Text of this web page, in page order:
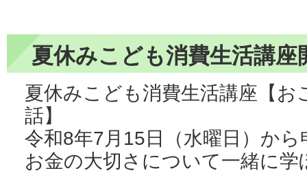
夏休みこども消費生活講座
夏休みこども消費生活講座【
話】
令和8年7月15日（水曜日）か
お金の大切さについて一緒に学